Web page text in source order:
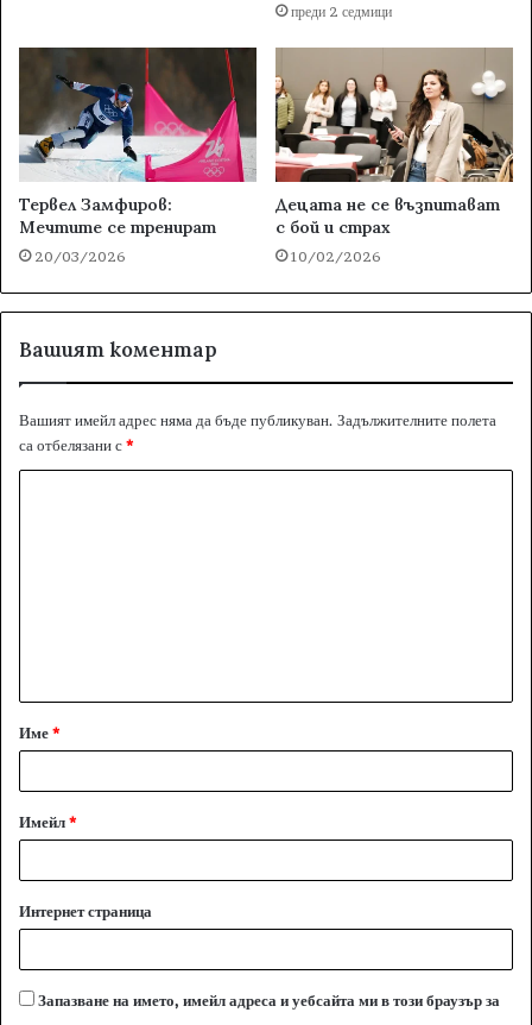
преди 2 седмици
Тервел Замфиров:
Мечтите се тренират
20/03/2026
Децата не се възпитават
с бой и страх
10/02/2026
Вашият коментар
Вашият имейл адрес няма да бъде публикуван. Задължителните полета
са отбелязани с*
а
р
Име*
Имейл*
Интернет страница
Запазване на името, имейл адреса и уебсайта ми в този браузър за